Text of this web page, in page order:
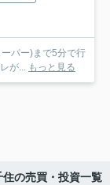
パー)まで5分で行
が... もっと見る
住の売買・投資一覧